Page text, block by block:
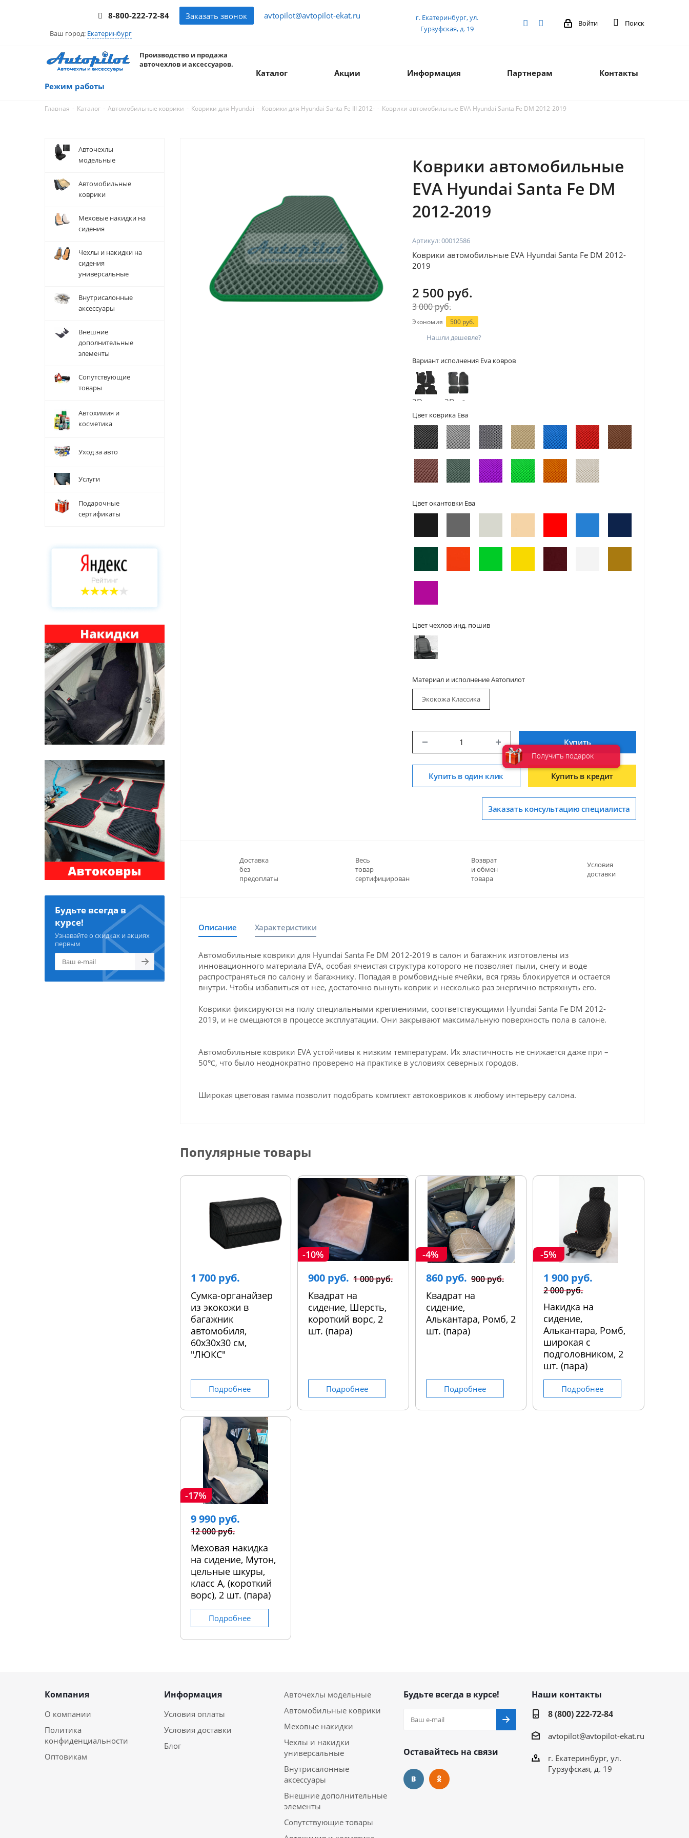
8-800-222-72-84 Заказать звонок avtopilot@avtopilot-ekat.ru
Ваш город: Екатеринбург
г. Екатеринбург, ул.
Гурзуфская, д. 19
Войти Поиск
Производство и продажа
авточехлов и аксессуаров.
Режим работы
Каталог Акции Информация Партнерам Контакты
Главная - Каталог - Автомобильные коврики - Коврики для Hyundai - Коврики для Hyundai Santa Fe III 2012- - Коврики автомобильные EVA Hyundai Santa Fe DM 2012-2019
Авточехлы
модельные
Автомобильные
коврики
Меховые накидки на
сидения
Чехлы и накидки на
сидения
универсальные
Внутрисалонные
аксессуары
Внешние
дополнительные
элементы
Сопутствующие
товары
Автохимия и
косметика
Уход за авто
Услуги
Подарочные
сертификаты
Будьте всегда в
курсе!
Узнавайте о скидках и акциях
первым
Коврики автомобильные
EVA Hyundai Santa Fe DM
2012-2019
Артикул:00012586
Коврики автомобильные EVA Hyundai Santa Fe DM 2012-
2019
2 500 руб.
3 000 руб.
Экономия 500 руб.
Нашли дешевле?
Вариант исполнения Eva ковров
2D -
без
бортов
3D - с
бортами
Цвет коврика Ева
Цвет окантовки Ева
Цвет чехлов инд. пошив
Материал и исполнение Автопилот
Экокожа Классика
Купить
Купить в один клик Купить в кредит
Заказать консультацию специалиста
Доставка
без
предоплаты
Весь
товар
сертифицирован
Возврат
и обмен
товара
Условия
доставки
Описание Характеристики
Автомобильные коврики для Hyundai Santa Fe DM 2012-2019 в салон и багажник изготовлены из
инновационного материала EVA, особая ячеистая структура которого не позволяет пыли, снегу и воде
распространяться по салону и багажнику. Попадая в ромбовидные ячейки, вся грязь блокируется и остается
внутри. Чтобы избавиться от нее, достаточно вынуть коврик и несколько раз энергично встряхнуть его.
Коврики фиксируются на полу специальными креплениями, соответствующими Hyundai Santa Fe DM 2012-
2019, и не смещаются в процессе эксплуатации. Они закрывают максимальную поверхность пола в салоне.
Автомобильные коврики EVA устойчивы к низким температурам. Их эластичность не снижается даже при –
50℃, что было неоднократно проверено на практике в условиях северных городов.
Широкая цветовая гамма позволит подобрать комплект автоковриков к любому интерьеру салона.
Популярные товары
1 700 руб.
Сумка-органайзер
из экокожи в
багажник
автомобиля,
60х30х30 см,
"ЛЮКС"
Подробнее
-10%
900 руб. 1 000 руб.
Квадрат на
сидение, Шерсть,
короткий ворс, 2
шт. (пара)
Подробнее
-4%
860 руб. 900 руб.
Квадрат на
сидение,
Алькантара, Ромб, 2
шт. (пара)
Подробнее
-5%
1 900 руб.
2 000 руб.
Накидка на
сидение,
Алькантара, Ромб,
широкая с
подголовником, 2
шт. (пара)
Подробнее
-17%
9 990 руб.
12 000 руб.
Меховая накидка
на сидение, Мутон,
цельные шкуры,
класс А, (короткий
ворс), 2 шт. (пара)
Подробнее
Компания
О компании
Политика
конфиденциальности
Оптовикам
Информация
Условия оплаты
Условия доставки
Блог
Авточехлы модельные
Автомобильные коврики
Меховые накидки
Чехлы и накидки
универсальные
Внутрисалонные
аксессуары
Внешние дополнительные
элементы
Сопутствующие товары
Будьте всегда в курсе!
Оставайтесь на связи
Наши контакты
8 (800) 222-72-84
avtopilot@avtopilot-ekat.ru
г. Екатеринбург, ул.
Гурзуфская, д. 19
Получить подарок